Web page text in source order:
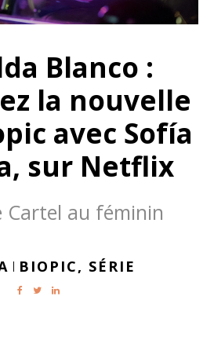
Blanco :
la nouvelle
avec Sofía
sur Netflix
Cartel au féminin
| BIOPIC, SÉRIE